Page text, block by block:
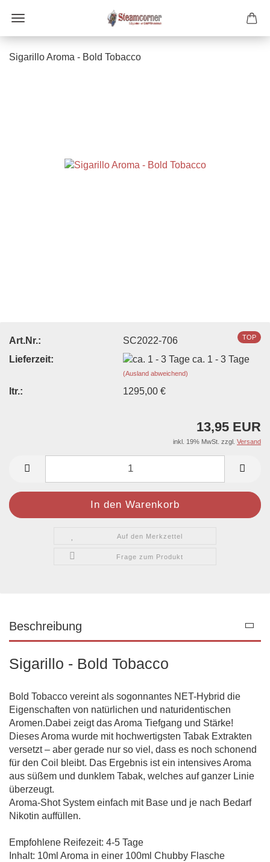
Sigarillo Aroma - Bold Tobacco
TOP
Art.Nr.:
SC2022-706
Lieferzeit:
ca. 1 - 3 Tage
(Ausland abweichend)
ltr.: 1295,00 €
13,95 EUR
inkl. 19% MwSt. zzgl. Versand
Auf den Merkzettel
Frage zum Produkt
Beschreibung
Sigarillo - Bold Tobacco
Bold Tobacco vereint als sogonnantes NET-Hybrid die
Eigenschaften von natürlichen und naturidentischen
Aromen.Dabei zeigt das Aroma Tiefgang und Stärke!
Dieses Aroma wurde mit hochwertigsten Tabak Extrakten
versetzt – aber gerade nur so viel, dass es noch schonend
für den Coil bleibt. Das Ergebnis ist ein intensives Aroma
aus süßem und dunklem Tabak, welches auf ganzer Linie
überzeugt.
Aroma-Shot System einfach mit Base und je nach Bedarf
Nikotin auffüllen.
Empfohlene Reifezeit: 4-5 Tage
Inhalt: 10ml Aroma in einer 100ml Chubby Flasche